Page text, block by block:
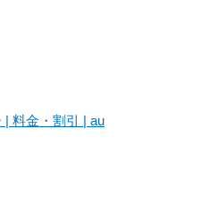
| 料金・割引 | au